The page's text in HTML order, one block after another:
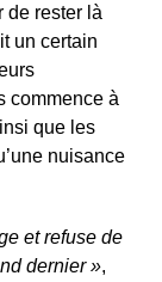
de rester là
un certain
commence à
que les
nuisance
et refuse de
dernier »,